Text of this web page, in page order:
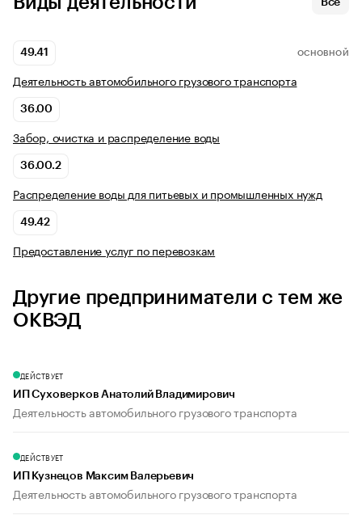
Все
49.41 ОСНОВНОЙ
Деятельность автомобильного грузового транспорта
36.00
Забор, очистка и распределение воды
36.00.2
Распределение воды для питьевых и промышленных нужд
49.42
Предоставление услуг по перевозкам
Другие предприниматели с тем же
ОКВЭД
ДЕЙСТВУЕТ
ИП Суховерков Анатолий Владимирович
Деятельность автомобильного грузового транспорта
ДЕЙСТВУЕТ
ИП Кузнецов Максим Валерьевич
Деятельность автомобильного грузового транспорта